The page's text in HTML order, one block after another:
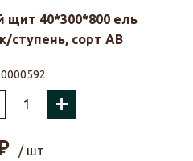
щит 40*300*800 ель
ступень, сорт АВ
+
/ шт